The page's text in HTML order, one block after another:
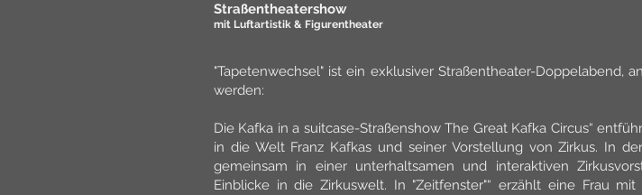
Straßentheatershow
mit Luftartistik & Figurentheater
"Tapetenwechsel" ist ein exklusiver Straßentheater-Doppelabend,
werden:
Die Kafka in a suitcase-Straßenshow The Great Kafka Circus“
in die Welt Franz Kafkas und seiner Vorstellung von Zirkus. In
gemeinsam in einer unterhaltsamen und interaktiven
Einblicke in die Zirkuswelt. In "Zeitfenster"“ erzählt eine Frau